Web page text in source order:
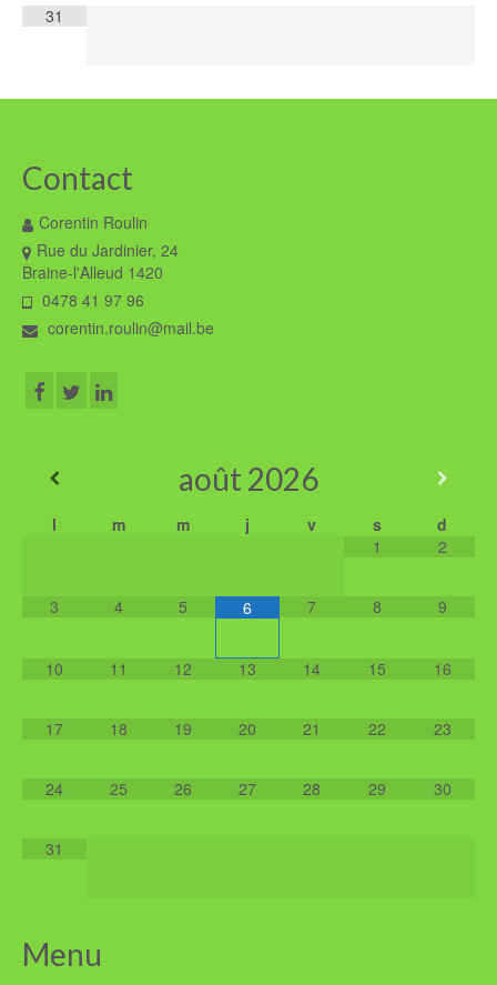
31
Contact
Corentin Roulin
Rue du Jardinier, 24
Braine-l'Alleud 1420
0478 41 97 96
corentin.roulin@mail.be
août 2026
l m m j v s
d
1
2
3 4 5 6 7 8 9
10 11 12 13 14 15 16
17 18 19 20 21 22 23
24 25 26 27 28 29 30
31
Menu